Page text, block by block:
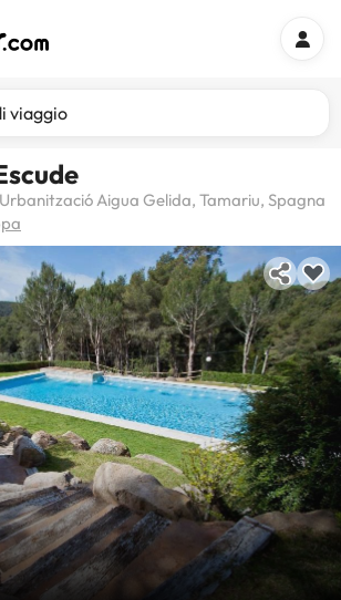
viaggio
Aigua Gelida, Tamariu, Spagna